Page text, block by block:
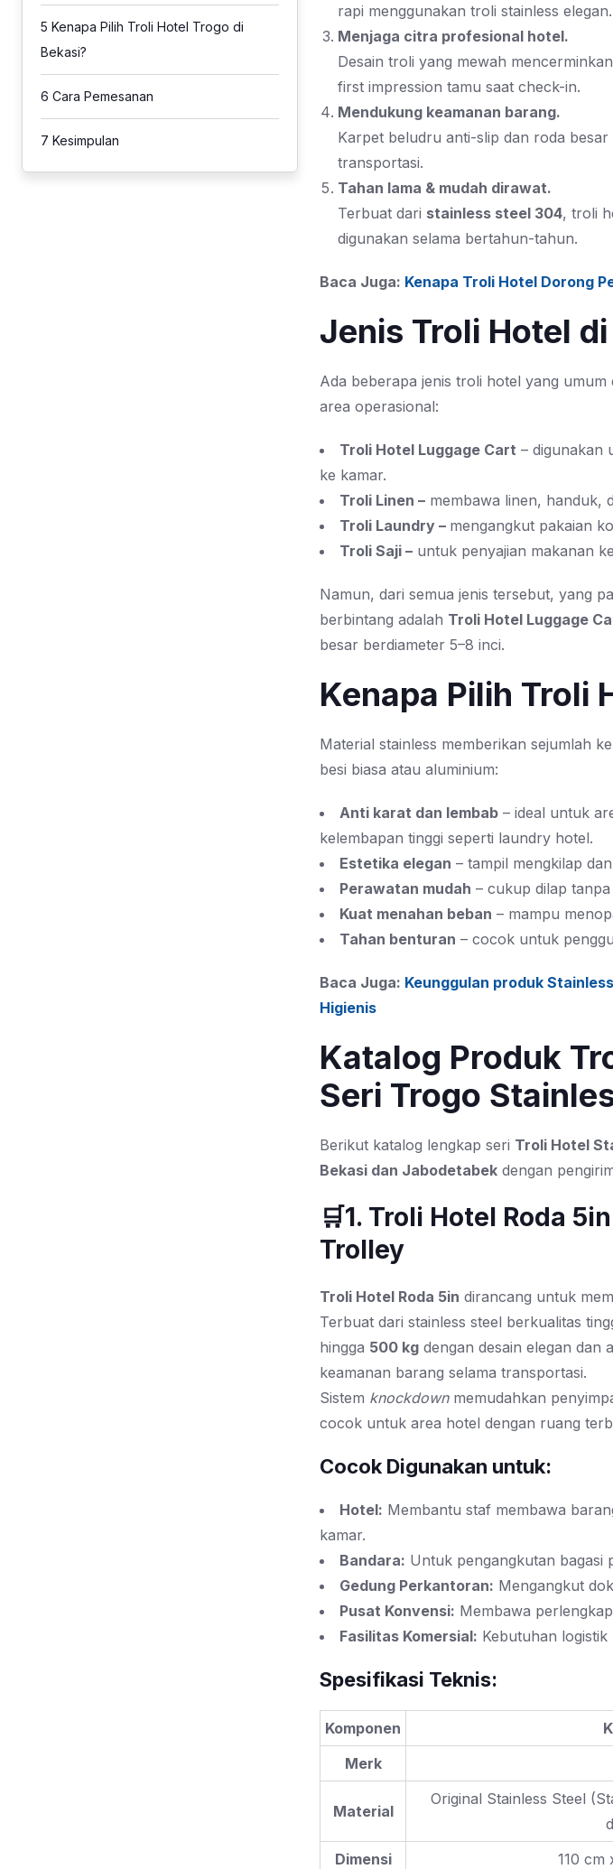
5 Kenapa Pilih Troli Hotel Trogo di
Bekasi?
6 Cara Pemesanan
7 Kesimpulan
rapi menggunakan troli stainless elegan.
Menjaga citra profesional hotel.
Desain troli yang mewah
first impression tamu saat check-in.
Mendukung keamanan barang.
Karpet beludru anti-slip dan roda
transportasi.
Tahan lama & mudah dirawat.
Terbuat dari stainless steel 304, troli
digunakan selama bertahun-tahun.
Baca Juga: Kenapa Troli Hotel Dorong
Jenis Troli Hotel
Ada beberapa jenis troli hotel yang
area operasional:
Troli Hotel Luggage Cart – digunakan
ke kamar.
Troli Linen – membawa linen, handuk,
Troli Laundry – mengangkut pakaian
Troli Saji – untuk penyajian makanan
Namun, dari semua jenis tersebut, yang
berbintang adalah Troli Hotel Luggage
besar berdiameter 5–8 inci.
Kenapa Pilih Troli
Material stainless memberikan sejumlah
besi biasa atau aluminium:
Anti karat dan lembab – ideal untuk
kelembapan tinggi seperti laundry hotel.
Estetika elegan – tampil mengkilap
Perawatan mudah – cukup dilap
Kuat menahan beban – mampu
Tahan benturan – cocok untuk
Baca Juga: Keunggulan produk
Higienis
Katalog Produk
Seri Trogo
Berikut katalog lengkap seri Troli Hotel
Bekasi dan Jabodetabek dengan
🛒1. Troli Hotel Roda
Trolley
Troli Hotel Roda 5in dirancang untuk
Terbuat dari stainless steel berkualitas
hingga 500 kg dengan desain elegan dan
keamanan barang selama transportasi.
Sistem knockdownmemudahkan
cocok untuk area hotel dengan ruang
Cocok Digunakan untuk:
Hotel: Membantu staf membawa
kamar.
Bandara: Untuk pengangkutan bagasi
Gedung Perkantoran: Mengangkut
Pusat Konvensi: Membawa
Fasilitas Komersial: Kebutuhan
Spesifikasi Teknis:
Komponen
Merk
Material
Original Stainless Steel
Dimensi
110 cm